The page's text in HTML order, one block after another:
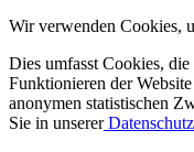
Wir verwenden Cookies,
Dies umfasst Cookies,
Funktionieren der
anonymen statistischen
Sie in unserer